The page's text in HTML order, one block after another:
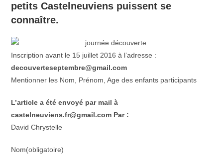
petits Castelneuviens puissent se
connaître.
Inscription avant le 15 juillet 2016 à l’adresse :
decouverteseptembre@gmail.com
Mentionner les Nom, Prénom, Age des enfants participants
L’article a été envoyé par mail à
castelneuviens.fr@gmail.com Par :
David Chrystelle
Nom(obligatoire)